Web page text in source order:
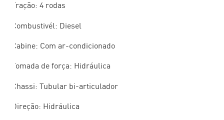
– Tração: 4 rodas
– Combustivél: Diesel
– Cabine: Com ar-condicionado
– Tomada de força: Hidráulica
– Chassi: Tubular bi-articulador
– Direção: Hidráulica